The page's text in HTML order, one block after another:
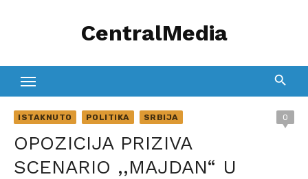
CentralMedia
ISTAKNUTO POLITIKA SRBIJA 0
OPOZICIJA PRIZIVA
SCENARIO ,,MAJDAN“ U